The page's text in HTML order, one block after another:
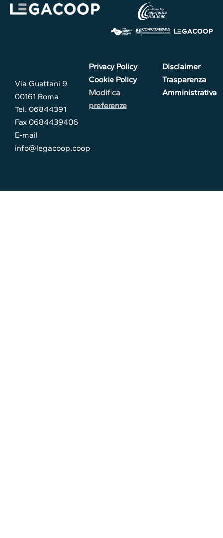
Via Guattani 9
00161 Roma
Tel. 06844391
Fax 0684439406
E-mail
info@legacoop.coop
Privacy Policy
Cookie Policy
Modifica
preferenze
Disclaimer
Trasparenza
Amministrativa